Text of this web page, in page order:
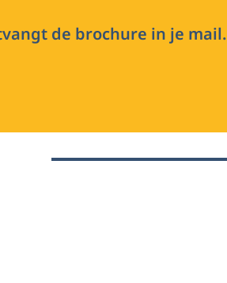
de brochure in je mail.